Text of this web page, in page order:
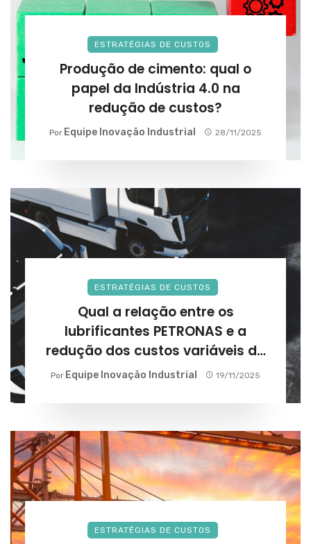
ESTRATÉGIAS DE CUSTOS
Produção de cimento: qual o
papel da Indústria 4.0 na
redução de custos?
Por Equipe Inovação Industrial 28/11/2025
ESTRATÉGIAS DE CUSTOS
Qual a relação entre os
lubrificantes PETRONAS e a
redução dos custos variáveis da
frota?
Por Equipe Inovação Industrial 19/11/2025
ESTRATÉGIAS DE CUSTOS